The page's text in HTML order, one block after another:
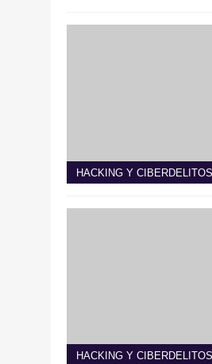
HACKING Y CIBERDELITOS
HACKING Y CIBERDELITOS